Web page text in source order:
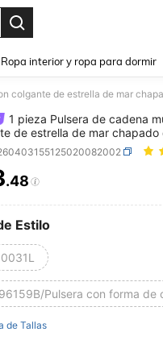
Ropa interior y ropa para dormir
1 pieza Pulsera de cadena
de estrella de mar chapado
estilo bohemio, para mujeres
inoxidable para la
para mamá, para fiestas
aniversarios, festivales
AND
.48
Estilo
Pulsera con forma de
de Tallas